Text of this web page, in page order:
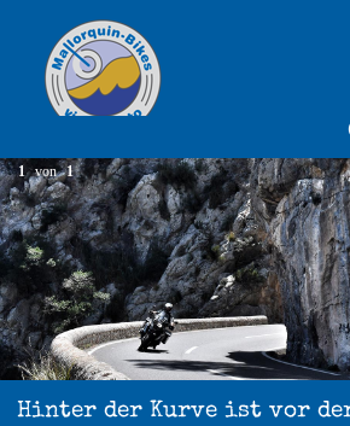
Hinter der Kurve ist vor
1 von 1